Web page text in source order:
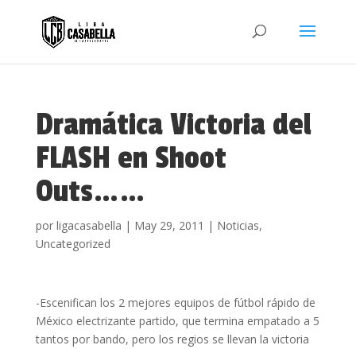
Dramática Victoria del
FLASH en Shoot
Outs……
por ligacasabella | May 29, 2011 | Noticias,
Uncategorized
-Escenifican los 2 mejores equipos de fútbol rápido de
México electrizante partido, que termina empatado a 5
tantos por bando, pero los regios se llevan la victoria